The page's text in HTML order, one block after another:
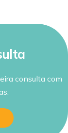
consulta com